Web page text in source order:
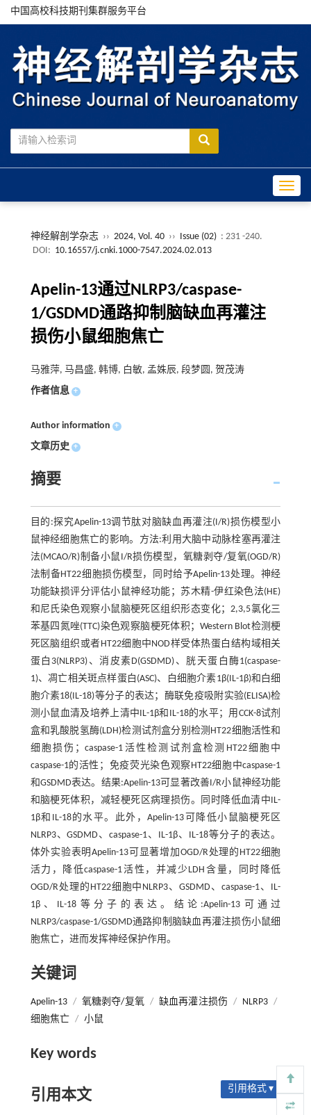
中国高校科技期刊集群服务平台
神经解剖学杂志 ›› 2024, Vol. 40 ›› Issue (02) : 231 -240.
DOI: 10.16557/j.cnki.1000-7547.2024.02.013
Apelin-13通过NLRP3/caspase-
1/GSDMD通路抑制脑缺血再灌注
损伤小鼠细胞焦亡
马雅萍, 马昌盛, 韩博, 白敏, 孟姝辰, 段梦圆, 贺茂涛
作者信息 +
Author information +
文章历史 +
摘要
目的:探究Apelin-13调节肽对脑缺血再灌注(I/R)损伤模型小
鼠神经细胞焦亡的影响。方法:利用大脑中动脉栓塞再灌注
法(MCAO/R)制备小鼠I/R损伤模型，氧糖剥夺/复氧(OGD/R)
法制备HT22细胞损伤模型，同时给予Apelin-13处理。神经
功能缺损评分评估小鼠神经功能；苏木精-伊红染色法(HE)
和尼氏染色观察小鼠脑梗死区组织形态变化；2,3,5氯化三
苯基四氮唑(TTC)染色观察脑梗死体积；Western Blot检测梗
死区脑组织或者HT22细胞中NOD样受体热蛋白结构域相关
蛋白3(NLRP3)、消皮素D(GSDMD)、胱天蛋白酶1(caspase-
1)、凋亡相关斑点样蛋白(ASC)、白细胞介素1β(IL-1β)和白细
胞介素18(IL-18)等分子的表达；酶联免疫吸附实验(ELISA)检
测小鼠血清及培养上清中IL-1β和IL-18的水平；用CCK-8试剂
盒和乳酸脱氢酶(LDH)检测试剂盒分别检测HT22细胞活性和
细胞损伤；caspase-1活性检测试剂盒检测HT22细胞中
caspase-1的活性；免疫荧光染色观察HT22细胞中caspase-1
和GSDMD表达。结果:Apelin-13可显著改善I/R小鼠神经功能
和脑梗死体积，减轻梗死区病理损伤。同时降低血清中IL-
1β和IL-18的水平。此外，Apelin-13可降低小鼠脑梗死区
NLRP3、GSDMD、caspase-1、IL-1β、IL-18等分子的表达。
体外实验表明Apelin-13可显著增加OGD/R处理的HT22细胞
活力，降低caspase-1活性，并减少LDH含量，同时降低
OGD/R处理的HT22细胞中NLRP3、GSDMD、caspase-1、IL-
1β、IL-18等分子的表达。结论:Apelin-13可通过
NLRP3/caspase-1/GSDMD通路抑制脑缺血再灌注损伤小鼠细
胞焦亡，进而发挥神经保护作用。
关键词
Apelin-13 / 氧糖剥夺/复氧 / 缺血再灌注损伤 / NLRP3 /
细胞焦亡 / 小鼠
Key words
引用本文 引用格式 ▾